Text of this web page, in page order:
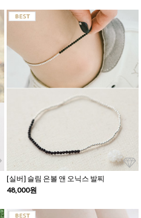
[실버] 슬림 은볼 앤 오닉스 발찌
48,000원